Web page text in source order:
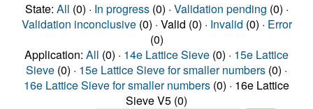
State: All (0) · In progress(0) · Validation pending (0) ·
Validation inconclusive(0) · Valid (0) · Invalid (0) · Error
(0)
Application: All (0) · 14e Lattice Sieve (0) · 15e Lattice
Sieve (0) · 15e Lattice Sieve for smaller numbers (0) ·
16e Lattice Sieve for smaller numbers (0) · 16e Lattice
Sieve V5 (0)